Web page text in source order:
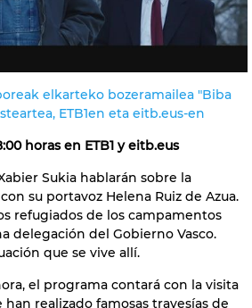
elkarteko bozeramailea "Biba
ETB1en eta eitb.eus-en
horas en ETB1 y eitb.eus
Sukia hablarán sobre la
su portavoz Helena Ruiz de Azua.
refugiados de los campamentos
delegación del Gobierno Vasco.
que se vive allí.
el programa contará con la visita
realizado famosas travesías de